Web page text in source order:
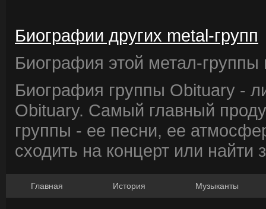
Биографии других metal-групп
Биография этой метал-группы
Биография группы Obituary -
Obituary. Самый главный
группы - ее песни, ее
сходить на концерт или найти
Главная История Музыканты